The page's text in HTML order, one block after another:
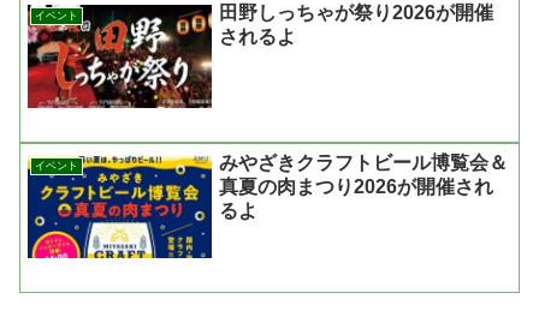
イベント
田野しっちゃが祭り2026が開催
されるよ
イベント
みやざきクラフトビール博覧会＆
真夏の肉まつり2026が開催され
るよ